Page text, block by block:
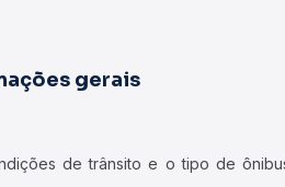
gerais
de trânsito e o tipo de